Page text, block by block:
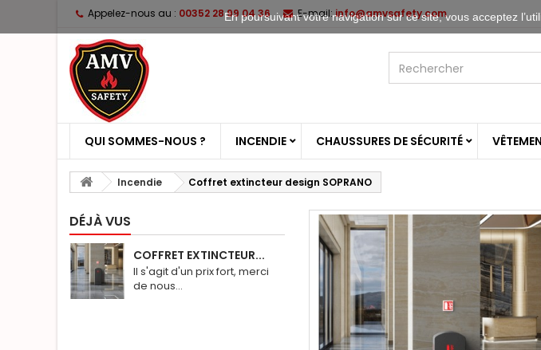
Appelez-nous au : 00352 28 99 04 36 E-mail: info@amvsafety.com
QUI SOMMES-NOUS ? INCENDIE CHAUSSURES DE SÉCURITÉ
Incendie Coffret extincteur design SOPRANO
DÉJÀ VUS
COFFRET EXTINCTEUR...
Il s'agit d'un prix fort, merci
de nous...
En poursuivant votre navigation sur ce site, vous acceptez